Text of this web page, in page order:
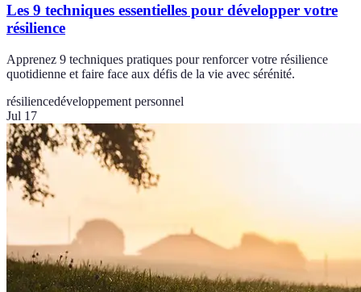
Les 9 techniques essentielles pour développer votre
résilience
Apprenez 9 techniques pratiques pour renforcer votre résilience
quotidienne et faire face aux défis de la vie avec sérénité.
résiliencedéveloppement personnel
Jul 17